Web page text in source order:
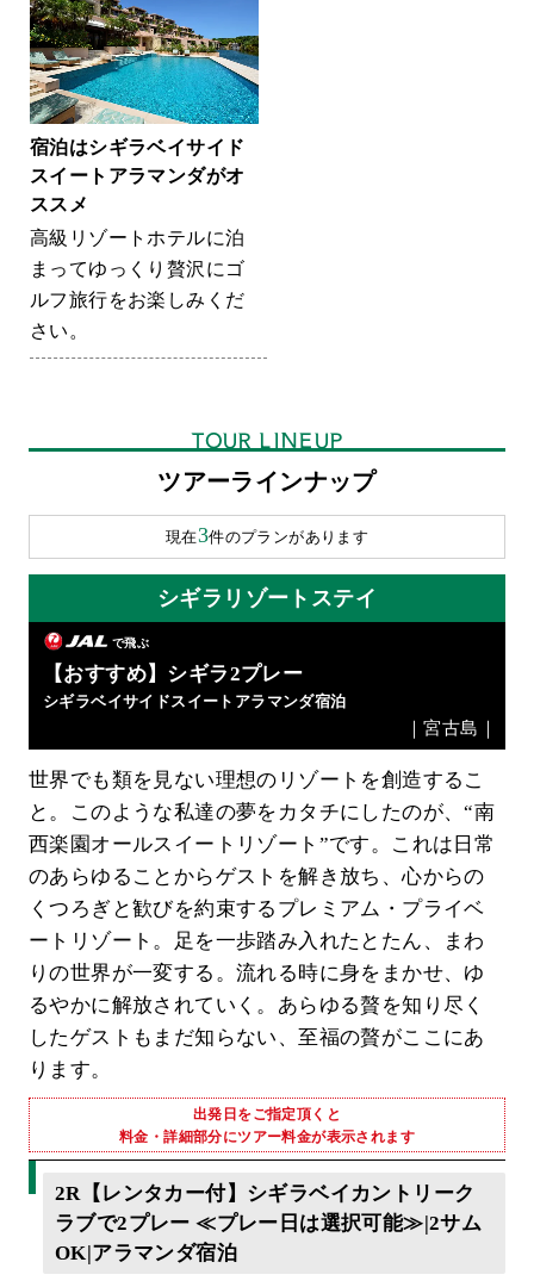
宿泊はシギラベイサイド
スイートアラマンダがオ
ススメ
高級リゾートホテルに泊
まってゆっくり贅沢にゴ
ルフ旅行をお楽しみくだ
さい。
TOUR LINEUP
ツアーラインナップ
現在3件のプランがあります
シギラリゾートステイ
で飛ぶ
【おすすめ】シギラ2プレー
シギラベイサイドスイートアラマンダ宿泊
｜宮古島｜
世界でも類を見ない理想のリゾートを創造するこ
と。このような私達の夢をカタチにしたのが、“南
西楽園オールスイートリゾート”です。これは日常
のあらゆることからゲストを解き放ち、心からの
くつろぎと歓びを約束するプレミアム・プライベ
ートリゾート。足を一歩踏み入れたとたん、まわ
りの世界が一変する。流れる時に身をまかせ、ゆ
るやかに解放されていく。あらゆる贅を知り尽く
したゲストもまだ知らない、至福の贅がここにあ
ります。
出発日をご指定頂くと
料金・詳細部分にツアー料金が表示されます
2R【レンタカー付】シギラベイカントリーク
ラブで2プレー ≪プレー日は選択可能≫|2サム
OK|アラマンダ宿泊